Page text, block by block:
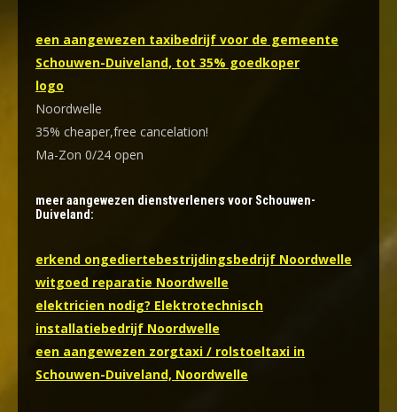
een aangewezen taxibedrijf voor de gemeente
Schouwen-Duiveland, tot 35% goedkoper
logo
Noordwelle
35% cheaper,free cancelation!
Ma-Zon 0/24 open
meer aangewezen dienstverleners voor Schouwen-
Duiveland:
erkend ongediertebestrijdingsbedrijf Noordwelle
witgoed reparatie Noordwelle
elektricien nodig? Elektrotechnisch
installatiebedrijf Noordwelle
een aangewezen zorgtaxi / rolstoeltaxi in
Schouwen-Duiveland, Noordwelle